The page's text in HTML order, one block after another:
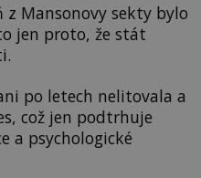
Mansonovy sekty bylo
jen proto, že stát
po letech nelitovala a
což jen podtrhuje
a psychologické